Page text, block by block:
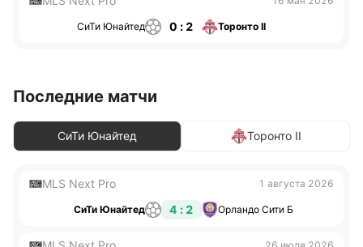
СиТи Юнайтед 0 : 2 Торонто II
Последние матчи
СиТи Юнайтед Торонто II
MLS Next Pro 1 августа 2026
СиТи Юнайтед 4 : 2 Орландо Сити Б